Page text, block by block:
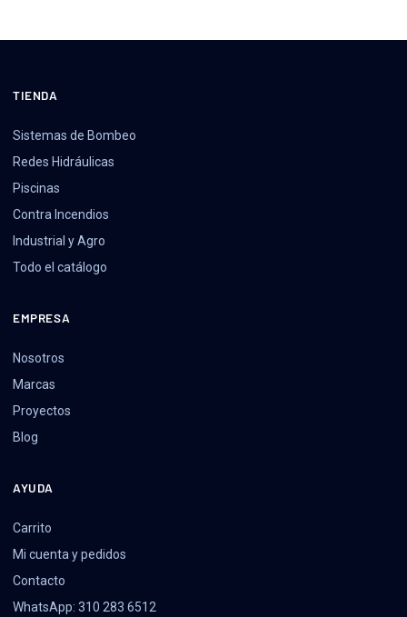
TIENDA
Sistemas de Bombeo
Redes Hidráulicas
Piscinas
Contra Incendios
Industrial y Agro
Todo el catálogo
EMPRESA
Nosotros
Marcas
Proyectos
Blog
AYUDA
Carrito
Mi cuenta y pedidos
Contacto
WhatsApp: 310 283 6512